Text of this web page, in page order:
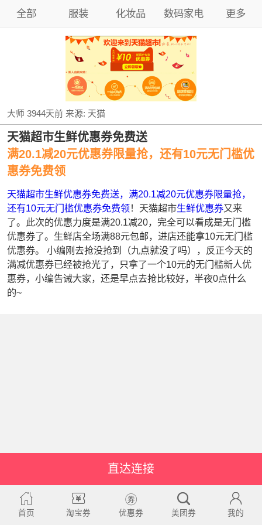
全部 服装 化妆品 数码家电 更多
大师 3944天前来源: 天猫
天猫超市生鲜优惠券免费送
满20.1减20元优惠券限量抢，还有10元无门槛优
惠券免费领
天猫超市生鲜优惠券免费送，满20.1减20元优惠券限量抢，
还有10元无门槛优惠券免费领！天猫超市生鲜优惠券又来
了。此次的优惠力度是满20.1减20，完全可以看成是无门槛
优惠券了。生鲜店全场满88元包邮，进店还能拿10元无门槛
优惠券。 小编刚去抢没抢到（九点就没了吗），反正今天的
满减优惠券已经被抢光了，只拿了一个10元的无门槛新人优
惠券，小编告诫大家，还是早点去抢比较好，半夜0点什么
的~
直达连接
首页 淘宝券 优惠券 美团券 我的